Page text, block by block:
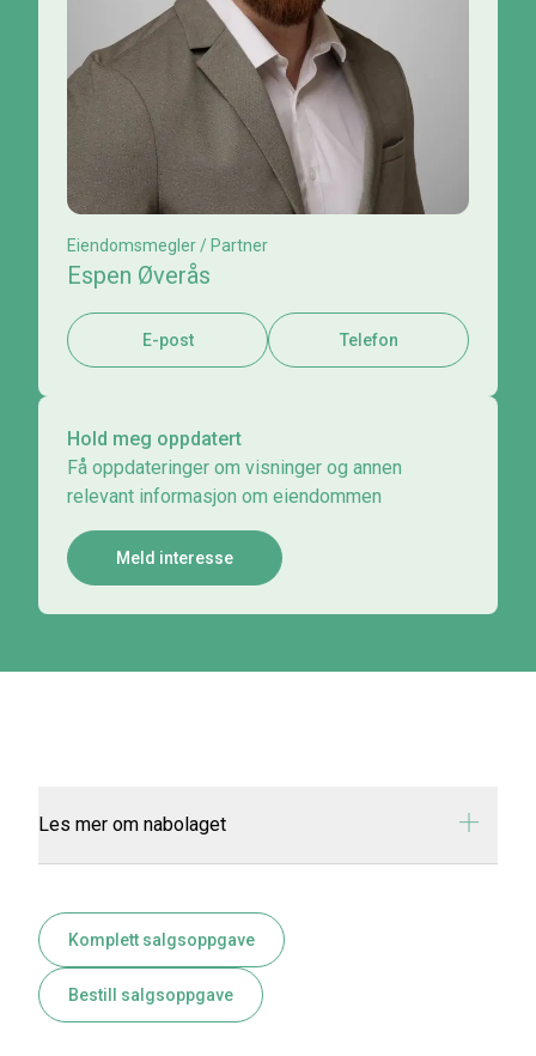
Eiendomsmegler / Partner
Espen Øverås
E-post Telefon
Hold meg oppdatert
Få oppdateringer om visninger og annen
relevant informasjon om eiendommen
Meld interesse
Les mer om nabolaget
Komplett salgsoppgave
Bestill salgsoppgave